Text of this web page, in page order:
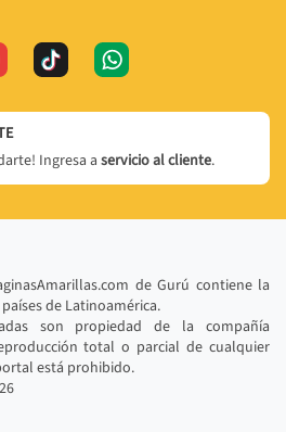
Ingresa a servicio al cliente.
de Gurú contiene la
de Latinoamérica.
son propiedad de la compañía
total o parcial de cualquier
está prohibido.